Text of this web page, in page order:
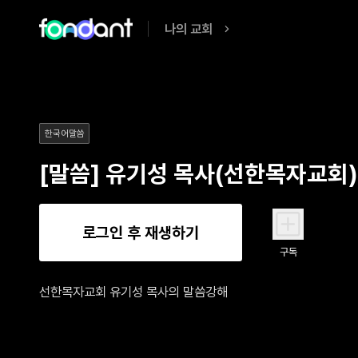
나의 교회
한국어말씀
[말씀] 유기성 목사(선한목자교회)
로그인 후 재생하기
구독
선한목자교회 유기성 목사의 말씀강해